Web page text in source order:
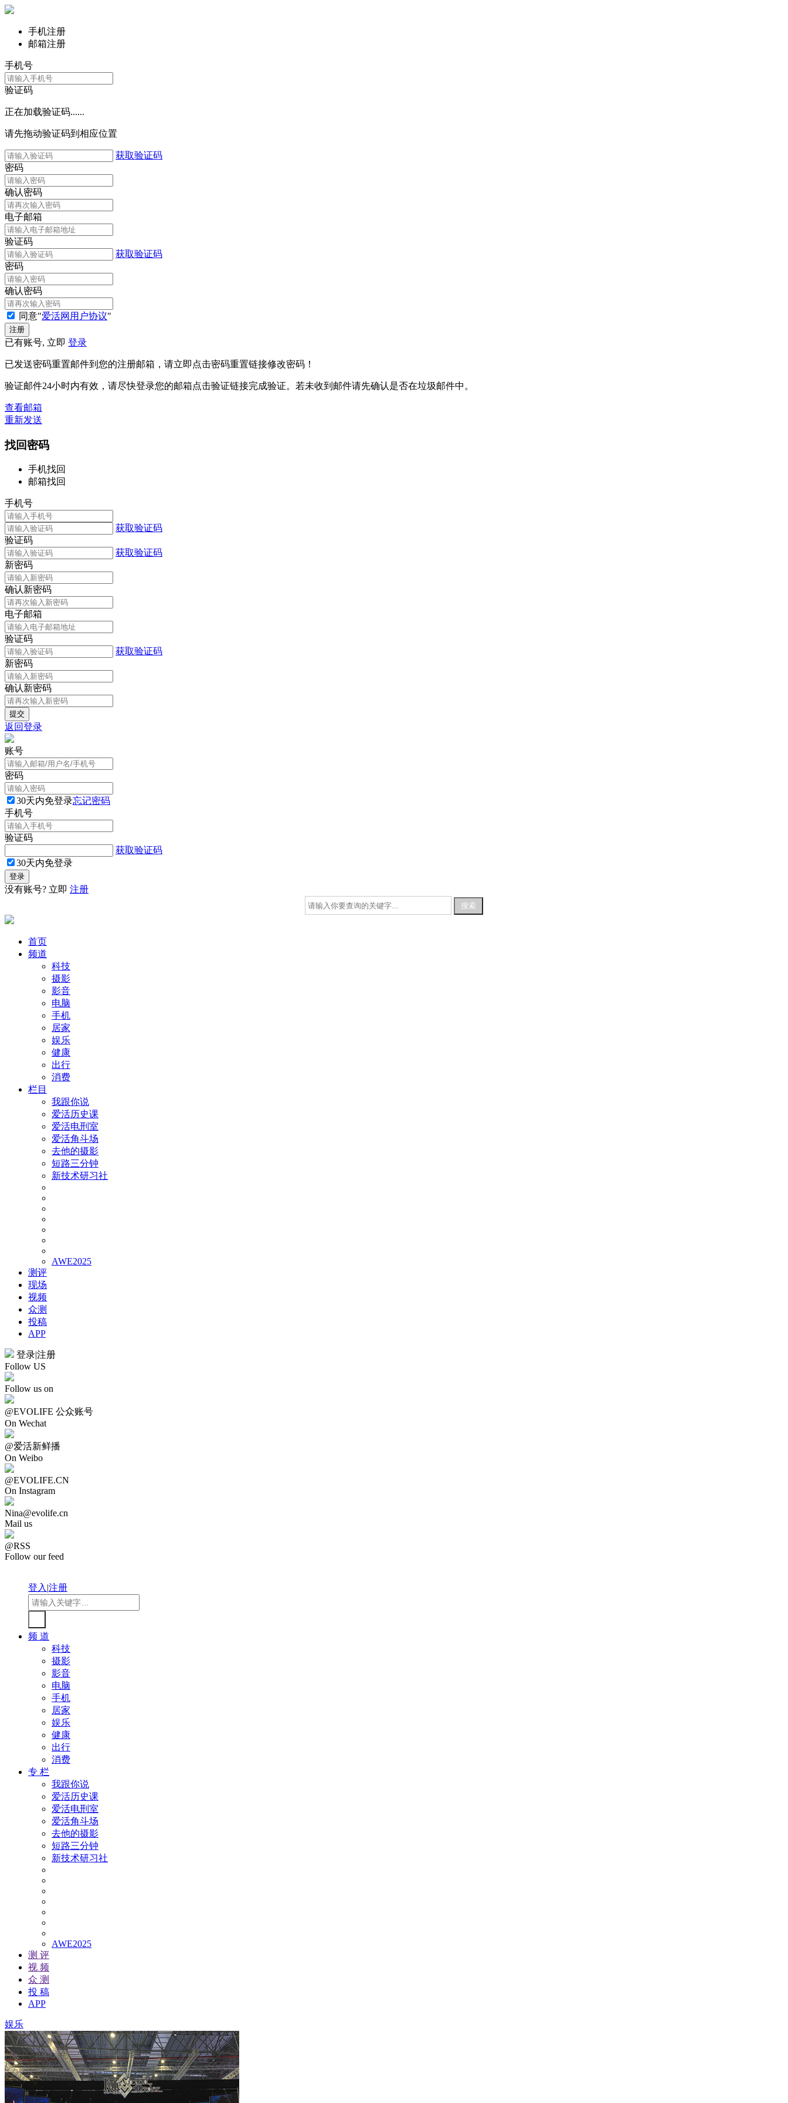
手机注册
邮箱注册
手机号
验证码
正在加载验证码......
请先拖动验证码到相应位置
获取验证码
密码
确认密码
电子邮箱
验证码
获取验证码
密码
确认密码
同意"爱活网用户协议"
已有账号, 立即 登录
已发送密码重置邮件到您的注册邮箱，请立即点击密码重置链接修改密码！
验证邮件24小时内有效，请尽快登录您的邮箱点击验证链接完成验证。若未收到邮件请先确认是否在垃圾邮件中。
查看邮箱
重新发送
找回密码
手机找回
邮箱找回
手机号
获取验证码
验证码
获取验证码
新密码
确认新密码
电子邮箱
验证码
获取验证码
新密码
确认新密码
返回登录
账号
密码
30天内免登录忘记密码
手机号
验证码
获取验证码
30天内免登录
没有账号? 立即 注册
首页
频道
科技
摄影
影音
电脑
手机
居家
娱乐
健康
出行
消费
栏目
我跟你说
爱活历史课
爱活电刑室
爱活角斗场
去他的摄影
短路三分钟
新技术研习社
AWE2025
测评
现场
视频
众测
投稿
APP
登录|注册
Follow US
Follow us on
@EVOLIFE 公众账号
On Wechat
@爱活新鲜播
On Weibo
@EVOLIFE.CN
On Instagram
Nina@evolife.cn
Mail us
@RSS
Follow our feed
登入|注册
频 道
科技
摄影
影音
电脑
手机
居家
娱乐
健康
出行
消费
专 栏
我跟你说
爱活历史课
爱活电刑室
爱活角斗场
去他的摄影
短路三分钟
新技术研习社
AWE2025
测 评
视 频
众 测
投 稿
APP
娱乐